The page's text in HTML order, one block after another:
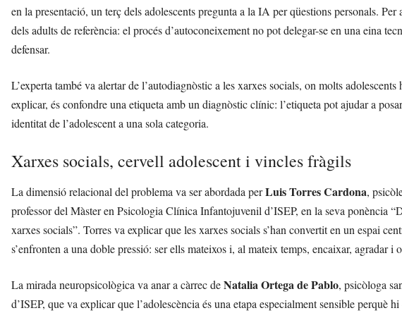
en la presentació, un terç dels adolescents pregunta a la IA per qüestions personals.
dels adults de referència: el procés d’autoconeixement no pot delegar-se en una eina
defensar.
L’experta també va alertar de l’autodiagnòstic a les xarxes socials, on molts
explicar, és confondre una etiqueta amb un diagnòstic clínic: l’etiqueta pot ajudar a
identitat de l’adolescent a una sola categoria.
Xarxes socials, cervell adolescent i vincles fràgils
La dimensió relacional del problema va ser abordada perLuis Torres Cardona,
professor del Màster en Psicologia Clínica Infantojuvenil d’ISEP, en la seva ponència
xarxes socials”. Torres va explicar que les xarxes socials s’han convertit en un espai
s’enfronten a una doble pressió: ser ells mateixos i, al mateix temps, encaixar, agradar i
La mirada neuropsicològica va anar a càrrec deNatalia Ortega de Pablo, psicòloga
d’ISEP, que va explicar que l’adolescència és una etapa especialment sensible perquè